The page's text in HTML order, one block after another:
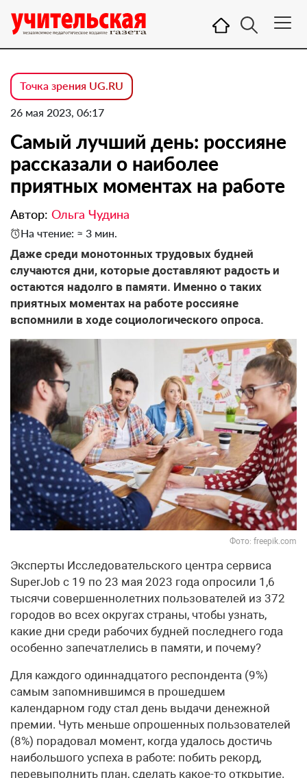
Точка зрения UG.RU
26 мая 2023, 06:17
Самый лучший день: россияне
рассказали о наиболее
приятных моментах на работе
Автор: Ольга Чудина
На чтение: ≈ 3 мин.
Даже среди монотонных трудовых будней
случаются дни, которые доставляют радость и
остаются надолго в памяти. Именно о таких
приятных моментах на работе россияне
вспомнили в ходе социологического опроса.
Фото: freepik.com
Эксперты Исследовательского центра сервиса
SuperJob с 19 по 23 мая 2023 года опросили 1,6
тысячи совершеннолетних пользователей из 372
городов во всех округах страны, чтобы узнать,
какие дни среди рабочих будней последнего года
особенно запечатлелись в памяти, и почему?
Для каждого одиннадцатого респондента (9%)
самым запомнившимся в прошедшем
календарном году стал день выдачи денежной
премии. Чуть меньше опрошенных пользователей
(8%) порадовал момент, когда удалось достичь
наибольшого успеха в работе: побить рекорд,
перевыполнить план, сделать какое-то открытие.